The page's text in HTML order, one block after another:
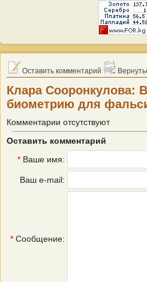
Оставить комментарий
Клара Сооронкулова:
биометрию для
Комментарии отсутствуют
Оставить комментарий
* Ваше имя:
Ваш e-mail:
* Сообщение: